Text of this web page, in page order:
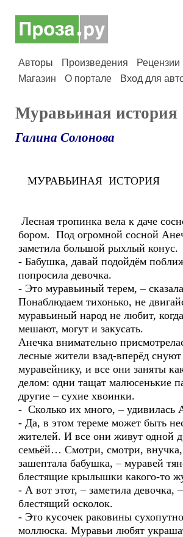
Авторы Произведения Рецензии
Магазин
О портале Вход для
Муравьиная история
Галина Солонова
МУРАВЬИНАЯ ИСТОРИЯ
Лесная тропинка вела к даче
бором. Под огромной сосной
заметила большой рыхлый конус.
- Бабушка, давай подойдём
попросила девочка.
- Это муравьиный терем, –
Понаблюдаем тихонько, не
муравьиный народ не любит,
мешают, могут и закусать.
Анечка внимательно
лесные жители взад-вперёд
муравейнику, и все они заняты
делом: одни тащат малюсенькие
другие – сухие хвоинки.
- Сколько их много, – удивилась
- Да, в этом тереме может быть
жителей. И все они живут одной
семьёй… Смотри, смотри,
зашептала бабушка, – муравей
блестящие крылышки какого-то
- А вот этот, – заметила девочка,
блестящий осколок.
- Это кусочек раковины
моллюска. Муравьи любят